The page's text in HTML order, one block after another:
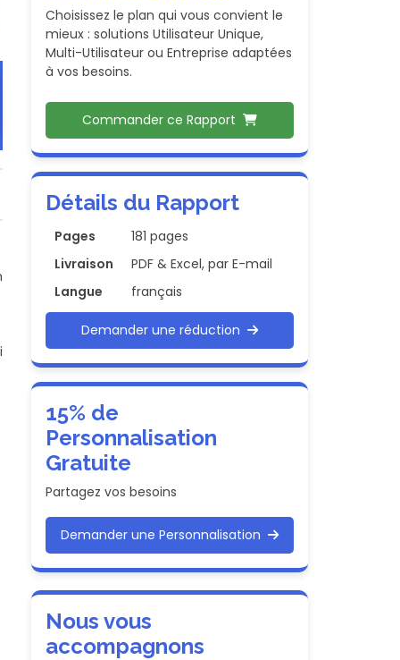
Choisissez le plan qui vous convient le
mieux : solutions Utilisateur Unique,
Multi-Utilisateur ou Entreprise adaptées
à vos besoins.
Commander ce Rapport
Détails du Rapport
Pages
181 pages
Livraison
PDF & Excel, par E-mail
Langue
français
Demander une réduction
15% de
Personnalisation
Gratuite
Partagez vos besoins
Demander une Personnalisation
Nous vous
accompagnons